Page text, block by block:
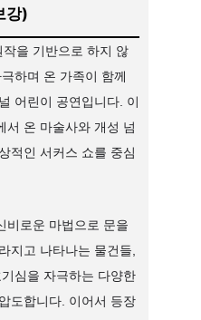
강)
을 기반으로 하지 않
하며 온 가족이 함께
어린이 공연입니다. 이
서 온 마술사와 개성 넘
적인 서커스 쇼를 중심
비로운 마법으로 문을
지고 나타나는 물건들,
심을 자극하는 다양한
도합니다. 이어서 등장